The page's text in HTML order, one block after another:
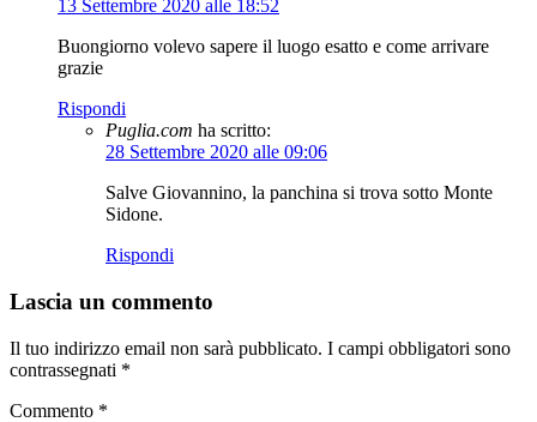
13 Settembre 2020 alle 18:52
Buongiorno volevo sapere il luogo esatto e come arrivare
grazie
Rispondi
Puglia.com ha scritto:
28 Settembre 2020 alle 09:06
Salve Giovannino, la panchina si trova sotto Monte
Sidone.
Rispondi
Lascia un commento
Il tuo indirizzo email non sarà pubblicato. I campi obbligatori sono
contrassegnati *
Commento *